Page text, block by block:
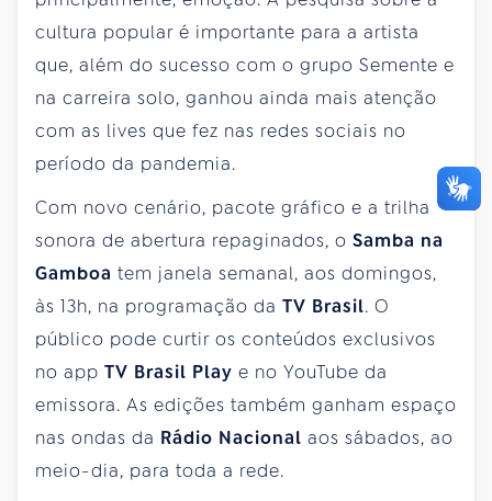
cultura popular é importante para a artista
que, além do sucesso com o grupo Semente e
na carreira solo, ganhou ainda mais atenção
com as lives que fez nas redes sociais no
período da pandemia.
Com novo cenário, pacote gráfico e a trilha
sonora de abertura repaginados, o Samba na
Gamboa tem janela semanal, aos domingos,
às 13h, na programação da TV Brasil. O
público pode curtir os conteúdos exclusivos
no app TV Brasil Play e no YouTube da
emissora. As edições também ganham espaço
nas ondas da Rádio Nacional aos sábados, ao
meio-dia, para toda a rede.